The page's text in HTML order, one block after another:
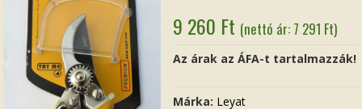
9 260 Ft (nettó ár: 7 291 Ft)
Az árak az ÁFA-t tartalmazzák!
Márka: Leyat